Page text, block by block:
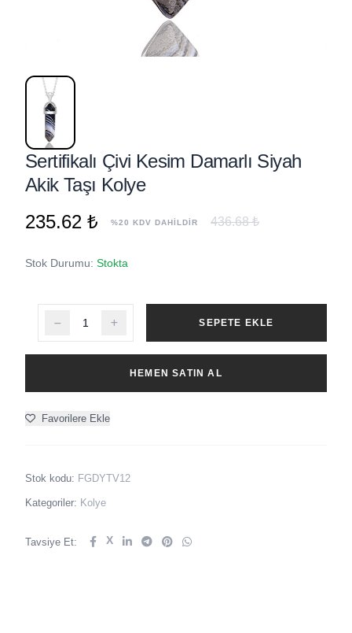
Sertifikalı Çivi Kesim Damarlı Siyah
Akik Taşı Kolye
235.62 ₺
%20 KDV DAHİLDİR 436.68 ₺
Stok Durumu: Stokta
SEPETE EKLE
HEMEN SATIN AL
Favorilere Ekle
Stok kodu: FGDYTV12
Kategoriler: Kolye
Tavsiye Et: X